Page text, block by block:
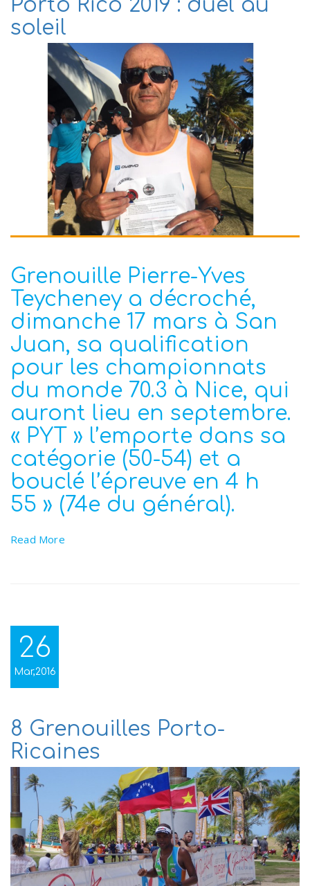
Porto Rico 2019 : duel au
soleil
Grenouille Pierre-Yves
Teycheney a décroché,
dimanche 17 mars à San
Juan, sa qualification
pour les championnats
du monde 70.3 à Nice, qui
auront lieu en septembre.
« PYT » l’emporte dans sa
catégorie (50-54) et a
bouclé l’épreuve en 4 h
55 » (74e du général).
Read More
26
Mar,2016
8 Grenouilles Porto-
Ricaines